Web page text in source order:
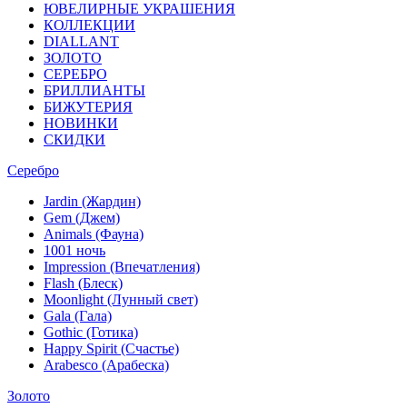
ЮВЕЛИРНЫЕ УКРАШЕНИЯ
КОЛЛЕКЦИИ
DIALLANT
ЗОЛОТО
СЕРЕБРО
БРИЛЛИАНТЫ
БИЖУТЕРИЯ
НОВИНКИ
СКИДКИ
Серебро
Jardin (Жардин)
Gem (Джем)
Animals (Фауна)
1001 ночь
Impression (Впечатления)
Flash (Блеск)
Moonlight (Лунный свет)
Gala (Гала)
Gothic (Готика)
Happy Spirit (Счастье)
Arabesco (Арабеска)
Золото